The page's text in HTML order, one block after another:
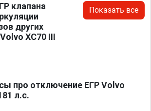
клапана
других
XC70 III
Показать все
про отключение ЕГР Volvo
л.с.